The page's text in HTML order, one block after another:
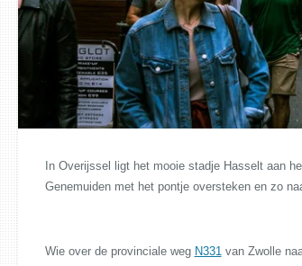
In Overijssel ligt het mooie stadje Hasselt aan
Genemuiden met het pontje oversteken en zo
Wie over de provinciale weg N331 van Zwolle